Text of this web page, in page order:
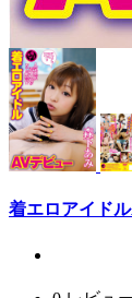
着エロアイド